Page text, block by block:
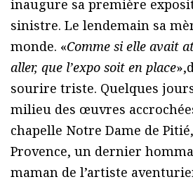
inaugure sa première
sinistre. Le lendemain sa
monde. «Comme si elle avait
aller, que l’expo soit en place
sourire triste. Quelques
milieu des œuvres
chapelle Notre Dame de
Provence, un dernier
maman de l’artiste